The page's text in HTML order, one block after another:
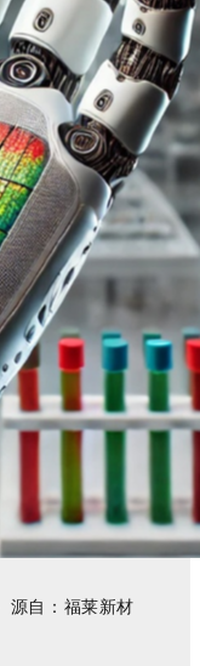
源自： 福莱新材